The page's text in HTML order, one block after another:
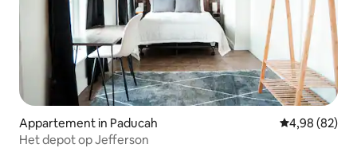
Appartement in Paducah Gemiddelde
4,98 (82)
Het depot op Jefferson